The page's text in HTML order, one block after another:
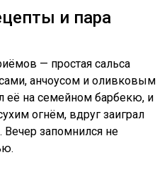
и пара
— простая сальса
анчоусом и оливковым
её на семейном барбекю, и
огнём, вдруг заиграл
запомнился не